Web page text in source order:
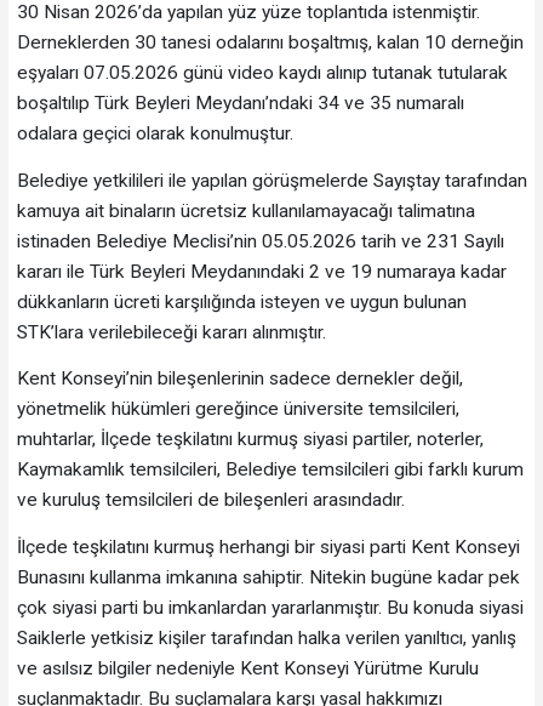
30 Nisan 2026’da yapılan yüz yüze toplantıda istenmiştir.
Derneklerden 30 tanesi odalarını boşaltmış, kalan 10 derneğin
eşyaları 07.05.2026 günü video kaydı alınıp tutanak tutularak
boşaltılıp Türk Beyleri Meydanı’ndaki 34 ve 35 numaralı
odalara geçici olarak konulmuştur.
Belediye yetkilileri ile yapılan görüşmelerde Sayıştay tarafından
kamuya ait binaların ücretsiz kullanılamayacağı talimatına
istinaden Belediye Meclisi’nin 05.05.2026 tarih ve 231 Sayılı
kararı ile Türk Beyleri Meydanındaki 2 ve 19 numaraya kadar
dükkanların ücreti karşılığında isteyen ve uygun bulunan
STK’lara verilebileceği kararı alınmıştır.
Kent Konseyi’nin bileşenlerinin sadece dernekler değil,
yönetmelik hükümleri gereğince üniversite temsilcileri,
muhtarlar, İlçede teşkilatını kurmuş siyasi partiler, noterler,
Kaymakamlık temsilcileri, Belediye temsilcileri gibi farklı kurum
ve kuruluş temsilcileri de bileşenleri arasındadır.
İlçede teşkilatını kurmuş herhangi bir siyasi parti Kent Konseyi
Bunasını kullanma imkanına sahiptir. Nitekin bugüne kadar pek
çok siyasi parti bu imkanlardan yararlanmıştır. Bu konuda siyasi
Saiklerle yetkisiz kişiler tarafından halka verilen yanıltıcı, yanlış
ve asılsız bilgiler nedeniyle Kent Konseyi Yürütme Kurulu
suçlanmaktadır. Bu suçlamalara karşı yasal hakkımızı